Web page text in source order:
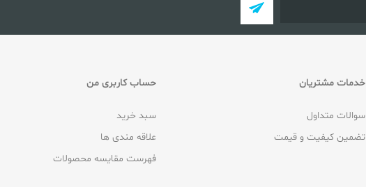
خدمات مشتریان
سوالات متداول
تضمین کیفیت و قیمت
حساب کاربری من
سبد خرید
علاقه مندی ها
فهرست مقایسه محصولات